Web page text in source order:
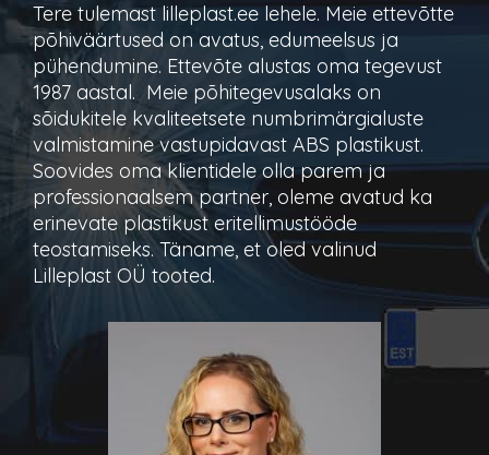
Tere tulemast lilleplast.ee lehele. Meie ettevõtte
põhiväärtused on avatus, edumeelsus ja
pühendumine. Ettevõte alustas oma tegevust
1987 aastal. Meie põhitegevusalaks on
sõidukitele kvaliteetsete numbrimärgialuste
valmistamine vastupidavast ABS plastikust.
Soovides oma klientidele olla parem ja
professionaalsem partner, oleme avatud ka
erinevate plastikust eritellimustööde
teostamiseks. Täname, et oled valinud
Lilleplast OÜ tooted.